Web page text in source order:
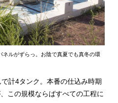
ネルがずらっ。お陰で真夏でも真冬の環
計4タンク。本番の仕込み時期
この規模ならばすべての工程に